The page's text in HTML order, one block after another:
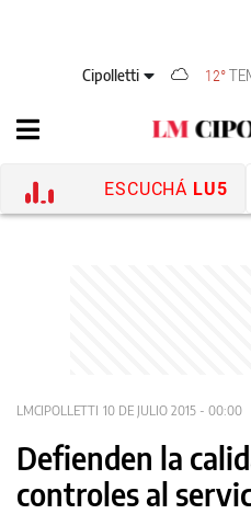
Cipolletti 12°
ESCUCHÁ LU5
LMCIPOLLETTI 10 DE JULIO 2015 - 00:00
Defienden la
controles al